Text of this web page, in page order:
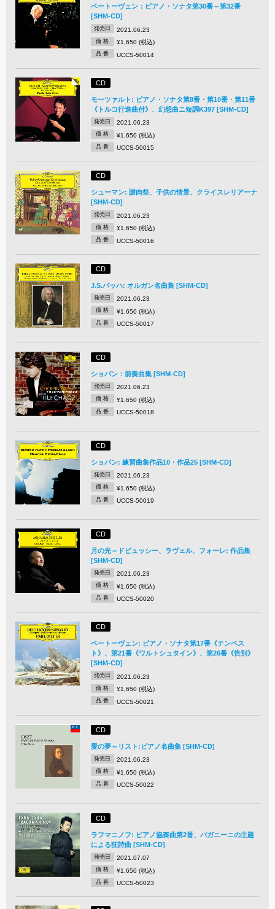
ベートーヴェン：ピアノ・ソナタ第30番～第32番
[SHM-CD]
発売日 2021.06.23
価 格 ¥1,650 (税込)
品 番 UCCS-50014
CD
モーツァルト: ピアノ・ソナタ第8番・第10番・第11番
《トルコ行進曲付》、幻想曲ニ短調K397 [SHM-CD]
発売日 2021.06.23
価 格 ¥1,650 (税込)
品 番 UCCS-50015
CD
シューマン: 謝肉祭、子供の情景、クライスレリアーナ
[SHM-CD]
発売日 2021.06.23
価 格 ¥1,650 (税込)
品 番 UCCS-50016
CD
J.S.バッハ: オルガン名曲集 [SHM-CD]
発売日 2021.06.23
価 格 ¥1,650 (税込)
品 番 UCCS-50017
CD
ショパン：前奏曲集 [SHM-CD]
発売日 2021.06.23
価 格 ¥1,650 (税込)
品 番 UCCS-50018
CD
ショパン: 練習曲集作品10・作品25 [SHM-CD]
発売日 2021.06.23
価 格 ¥1,650 (税込)
品 番 UCCS-50019
CD
月の光～ドビュッシー、ラヴェル、フォーレ: 作品集
[SHM-CD]
発売日 2021.06.23
価 格 ¥1,650 (税込)
品 番 UCCS-50020
CD
ベートーヴェン: ピアノ・ソナタ第17番《テンペス
ト》、第21番《ワルトシュタイン》、第26番《告別》
[SHM-CD]
発売日 2021.06.23
価 格 ¥1,650 (税込)
品 番 UCCS-50021
CD
愛の夢～リスト:ピアノ名曲集 [SHM-CD]
発売日 2021.06.23
価 格 ¥1,650 (税込)
品 番 UCCS-50022
CD
ラフマニノフ: ピアノ協奏曲第2番、パガニーニの主題
による狂詩曲 [SHM-CD]
発売日 2021.07.07
価 格 ¥1,650 (税込)
品 番 UCCS-50023